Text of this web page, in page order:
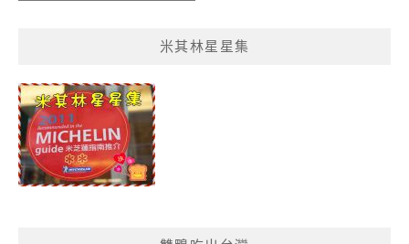
類
米其林星星集